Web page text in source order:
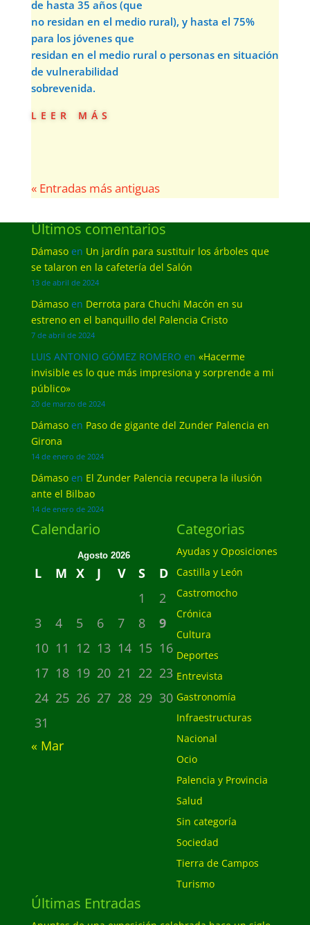
de hasta 35 años (que
no residan en el medio rural), y hasta el 75%
para los jóvenes que
residan en el medio rural o personas en situación
de vulnerabilidad
sobrevenida.
leer más
« Entradas más antiguas
Últimos comentarios
Dámasoen Un jardín para sustituir los árboles que
se talaron en la cafetería del Salón
13 de abril de 2024
Dámasoen Derrota para Chuchi Macón en su
estreno en el banquillo del Palencia Cristo
7 de abril de 2024
LUIS ANTONIO GÓMEZ ROMERO en «Hacerme
invisible es lo que más impresiona y sorprende a mi
público»
20 de marzo de 2024
Dámasoen Paso de gigante del Zunder Palencia en
Girona
14 de enero de 2024
Dámasoen El Zunder Palencia recupera la ilusión
ante el Bilbao
14 de enero de 2024
Calendario
Agosto 2026
L M X J V S
D
1
2
3
4 5 6 7 8
9
10 11 12 13 14 15 16
17 18 19 20 21 22 23
24 25 26 27 28 29 30
31
« Mar
Categorias
Ayudas y Oposiciones
Castilla y León
Castromocho
Crónica
Cultura
Deportes
Entrevista
Gastronomía
Infraestructuras
Nacional
Ocio
Palencia y Provincia
Salud
Sin categoría
Sociedad
Tierra de Campos
Turismo
Últimas Entradas